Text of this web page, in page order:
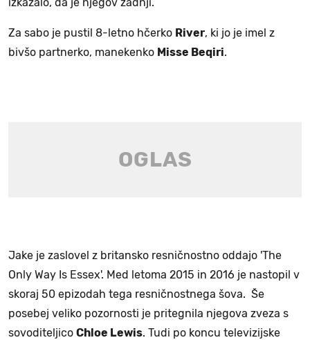
Za sabo je pustil 8-letno hčerko River, ki jo je imel z
bivšo partnerko, manekenko Misse Beqiri.
Jake je zaslovel z britansko resničnostno oddajo 'The
Only Way Is Essex'. Med letoma 2015 in 2016 je nastopil v
skoraj 50 epizodah tega resničnostnega šova. Še
posebej veliko pozornosti je pritegnila njegova zveza s
sovoditeljico Chloe Lewis. Tudi po koncu televizijske